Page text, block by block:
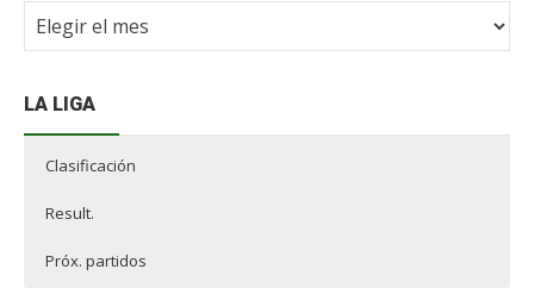
Archivo
LA LIGA
Clasificación
Result.
Próx. partidos